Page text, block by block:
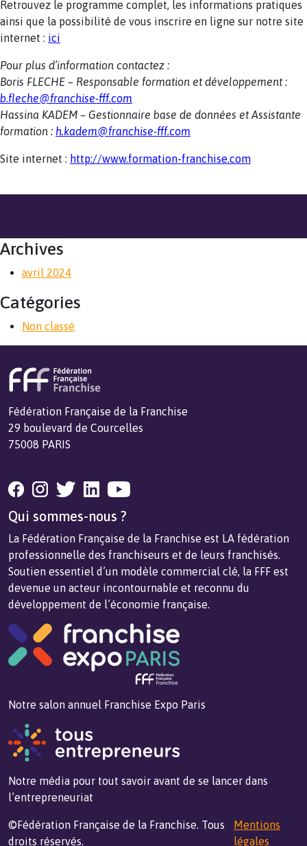
Retrouvez le programme complet, les informations pratiques
ainsi que la possibilité de vous inscrire en ligne sur notre site
internet : ici
Pour plus d’information contactez :
Boris FLECHE – Responsable formation et développement :
b.fleche@franchise-fff.com
Hassina KADEM – Gestionnaire base de données et Assistante
formation : h.kadem@franchise-fff.com
Site internet : http://www.formation-franchise.com
Archives
avril 2024
Catégories
Non classé
Fédération Française de la Franchise
29 boulevard de Courcelles
75008 PARIS
Qui sommes-nous ?
La Fédération Française de la Franchise est LA fédération
professionnelle des franchiseurs et de leurs franchisés.
Soutien essentiel d’un modèle commercial clé, la FFF est
devenue un acteur incontournable et reconnu du
développement de l’économie française.
Notre salon annuel Franchise Expo Paris
Notre média pour tout savoir avant de se lancer dans
l’entrepreneuriat
©Fédération Française de la Franchise. Tous
droits réservés.
Mentions
légales